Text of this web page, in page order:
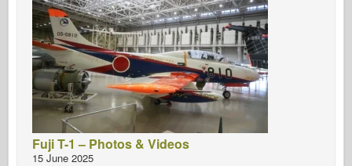
Fuji T-1 – Photos & Videos
15 June 2025